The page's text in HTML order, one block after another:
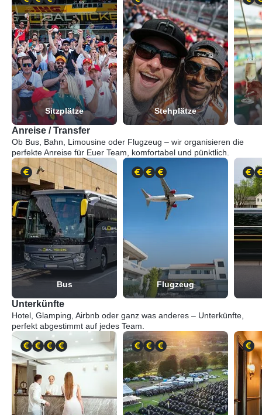
Sitzplätze Stehplätze
Anreise / Transfer
Ob Bus, Bahn, Limousine oder Flugzeug – wir organisieren die
perfekte Anreise für Euer Team, komfortabel und pünktlich.
Bus Flugzeug
Unterkünfte
Hotel, Glamping, Airbnb oder ganz was anderes – Unterkünfte,
perfekt abgestimmt auf jedes Team.